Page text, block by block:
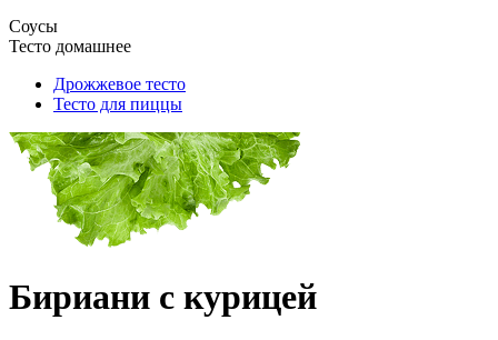
Соусы
Тесто домашнее
Дрожжевое тесто
Тесто для пиццы
Бириани с курицей